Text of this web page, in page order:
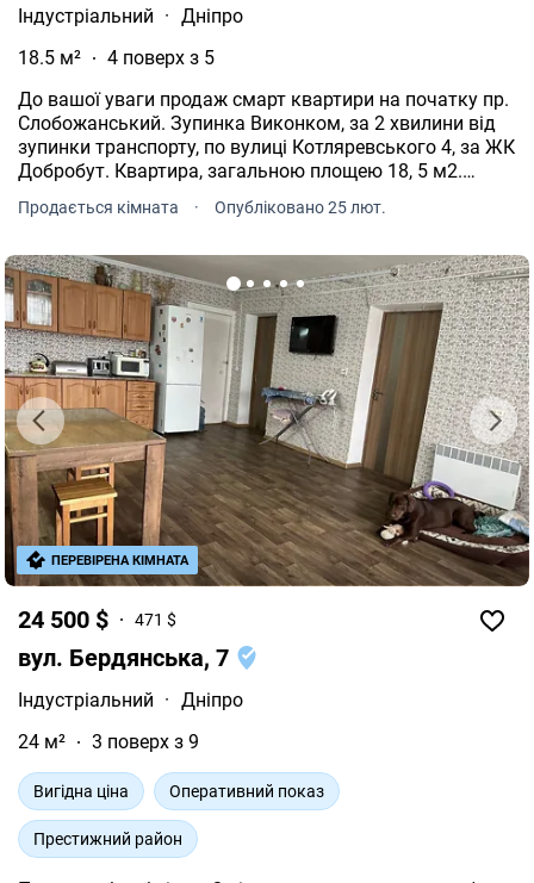
Індустріальний · Дніпро
18.5 м²
4 поверх з 5
До вашої уваги продаж смарт квартири на початку пр.
Слобожанський. Зупинка Виконком, за 2 хвилини від
зупинки транспорту, по вулиці Котляревського 4, за ЖК
Добробут. Квартира, загальною площею 18, 5 м2.
свіжий ремонт, є пластикове вікно, та нові металеві
та душ. Санвузол та загальна кухня з газ. плитою є на
поверсі, але ці всі зручності можна організувати, при
бажанні, у себе в квартирі. Гарна локація будинку та
навколишня інфраструктура: поруч є дитячий
майданчик, садок, школа, багато різних кіосків,
супермаркет, крім цього, є недалекий ринок. Хороша
транспортна розв'язка, за 10 хвилин на транспорті
Центр міста. Запрошую дивитись в живу, у зручний
для Вас час, за попередньою домовленістю. Купуйте
кращу нерухомість за вигідною ціною!
Продається кімната · Опубліковано 25 лют.
24 500 $ 471 $
вул. Бердянська, 7
Індустріальний · Дніпро
24 м²
3 поверх з 9
Вигідна ціна Оперативний показ
Престижний район
ПЕРЕВІРЕНА КІМНАТА